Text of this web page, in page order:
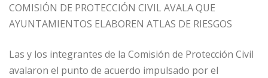
COMISIÓN DE PROTECCIÓN CIVIL AVALA QUE
AYUNTAMIENTOS ELABOREN ATLAS DE RIESGOS
Las y los integrantes de la Comisión de Protección Civil
avalaron el punto de acuerdo impulsado por el